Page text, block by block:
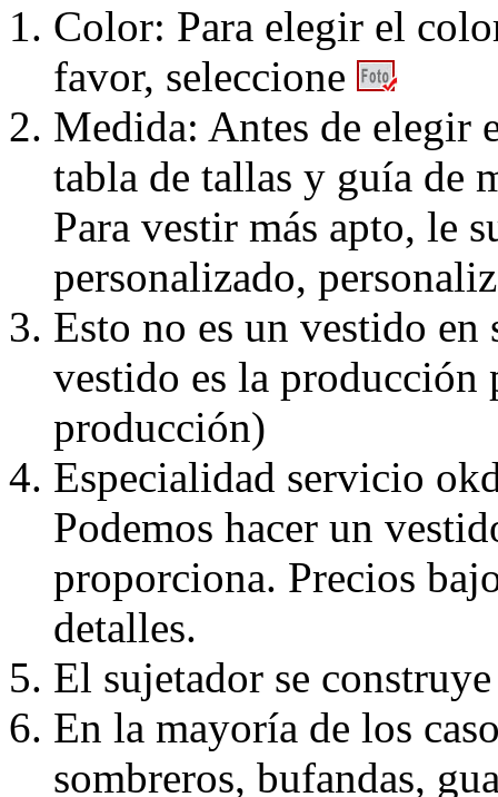
Color: Para elegir el
favor, seleccione
Medida: Antes de elegir
tabla de tallas y guía de
Para vestir más apto, le
personalizado,
Esto no es un vestido
vestido es la producción
producción)
Especialidad servicio
Podemos hacer un
proporciona. Precios
detalles.
El sujetador se
En la mayoría de los
sombreros, bufandas,